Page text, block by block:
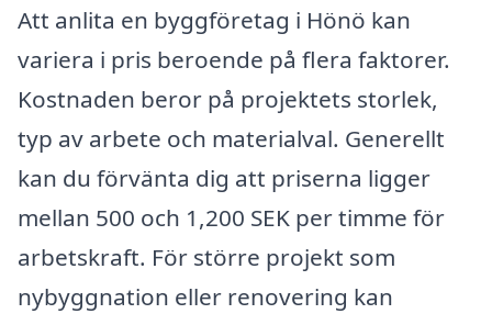
Att anlita en byggföretag i Hönö kan
variera i pris beroende på flera faktorer.
Kostnaden beror på projektets storlek,
typ av arbete och materialval. Generellt
kan du förvänta dig att priserna ligger
mellan 500 och 1,200 SEK per timme för
arbetskraft. För större projekt som
nybyggnation eller renovering kan